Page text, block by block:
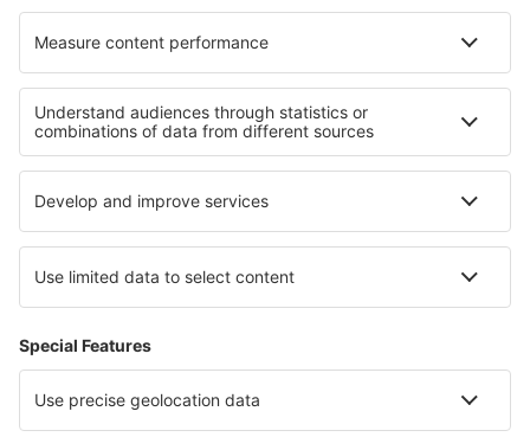
Termeni şi condiţii
Rezervările mele
Politica de Confidențialitate
Politică cookie
Asistenţă şi contact
Țări